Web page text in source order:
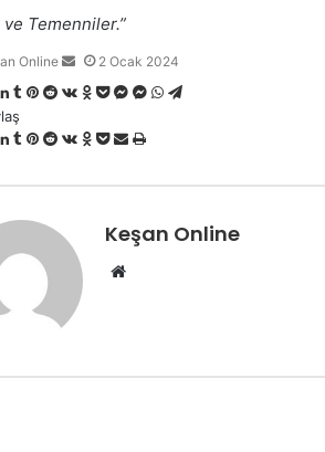
Temenniler.”
Online
Bir
e-
göndermek
2 Ocak 2024
LinkedIn
Tumblr
Pinterest
RedditVKontakte
Odnoklassniki
Pocket
Messenger
Messenger
WhatsApp
Telegram
LinkedIn
Tumblr
Pinterest
RedditVKontakte
Odnoklassniki
Pocket
E-
ile
Yazdır
Keşan Online
Web